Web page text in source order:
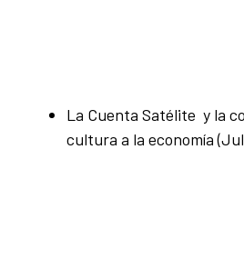
La Cuenta Satélite y la
cultura a la economía